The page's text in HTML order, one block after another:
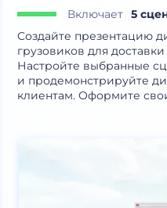
Включает 5
Создайте презентацию
грузовиков для
Настройте выбранные
и продемонстрируйте
клиентам. Оформите